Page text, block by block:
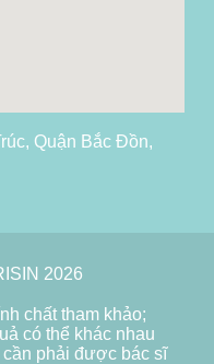
Quận Bắc Đồn,
2026
chất tham khảo;
có thể khác nhau
phải được bác sĩ